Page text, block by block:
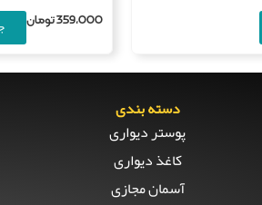
359,000تومان
دسته بندی
پوستر دیواری
کاغذ دیواری
آسمان مجازی